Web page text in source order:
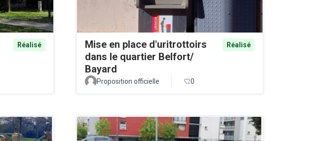
Réalisé
Mise en place d'uritrottoirs
dans le quartier Belfort/
Bayard
Réalisé
Proposition officielle 0